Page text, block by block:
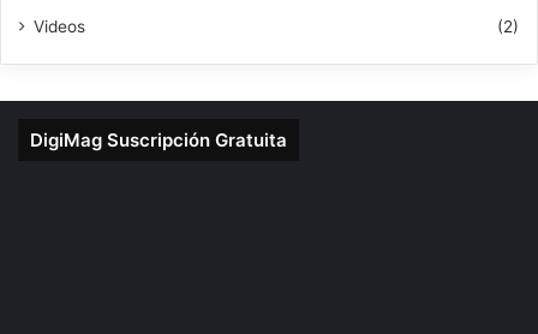
Videos
(2)
DigiMag Suscripción Gratuita